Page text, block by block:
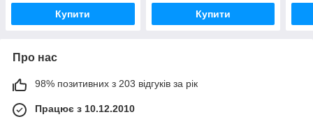
Купити Купити
Про нас
98% позитивних з 203 відгуків за рік
Працює з 10.12.2010